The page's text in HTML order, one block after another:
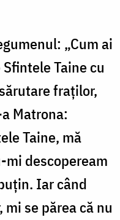
„Cum ai
Taine cu
fraților,
Matrona:
Taine, mă
mi descopeream
Iar când
se părea că nu